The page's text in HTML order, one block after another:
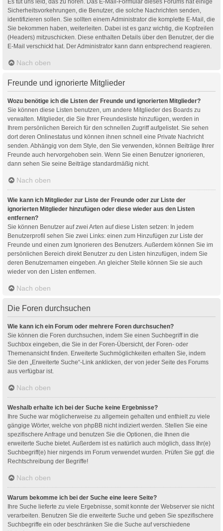
Sicherheitsvorkehrungen, die Benutzer, die solche Nachrichten senden,
identifizieren sollen. Sie sollten einem Administrator die komplette E-Mail, die
Sie bekommen haben, weiterleiten. Dabei ist es ganz wichtig, die Kopfzeilen
(Headers) mitzuschicken. Diese enthalten Details über den Benutzer, der die
E-Mail verschickt hat. Der Administrator kann dann entsprechend reagieren.
Nach oben
Freunde und ignorierte Mitglieder
Wozu benötige ich die Listen der Freunde und ignorierten Mitglieder?
Sie können diese Listen benutzen, um andere Mitglieder des Boards zu
verwalten. Mitglieder, die Sie Ihrer Freundesliste hinzufügen, werden in
Ihrem persönlichen Bereich für den schnellen Zugriff aufgelistet. Sie sehen
dort deren Onlinestatus und können ihnen schnell eine Private Nachricht
senden. Abhängig von dem Style, den Sie verwenden, können Beiträge Ihrer
Freunde auch hervorgehoben sein. Wenn Sie einen Benutzer ignorieren,
dann sehen Sie seine Beiträge standardmäßig nicht.
Nach oben
Wie kann ich Mitglieder zur Liste der Freunde oder zur Liste der
ignorierten Mitglieder hinzufügen oder diese wieder aus den Listen
entfernen?
Sie können Benutzer auf zwei Arten auf diese Listen setzen: In jedem
Benutzerprofil sehen Sie zwei Links: einen zum Hinzufügen zur Liste der
Freunde und einen zum Ignorieren des Benutzers. Außerdem können Sie im
persönlichen Bereich direkt Benutzer zu den Listen hinzufügen, indem Sie
deren Benutzernamen eingeben. An gleicher Stelle können Sie sie auch
wieder von den Listen entfernen.
Nach oben
Die Foren durchsuchen
Wie kann ich ein Forum oder mehrere Foren durchsuchen?
Sie können die Foren durchsuchen, indem Sie einen Suchbegriff in die
Suchbox eingeben, die Sie in der Foren-Übersicht, der Foren- oder
Themenansicht finden. Erweiterte Suchmöglichkeiten erhalten Sie, indem
Sie den „Erweiterte Suche“-Link anklicken, der von jeder Seite des Forums
aus verfügbar ist.
Nach oben
Weshalb erhalte ich bei der Suche keine Ergebnisse?
Ihre Suche war möglicherweise zu allgemein gehalten und enthielt zu viele
gängige Wörter, welche von phpBB nicht indiziert werden. Stellen Sie eine
spezifischere Anfrage und benutzen Sie die Optionen, die Ihnen die
erweiterte Suche bietet. Außerdem ist es natürlich auch möglich, dass Ihr(e)
Suchbegriff(e) hier nirgends im Forum verwendet wurden. Prüfen Sie ggf. die
Rechtschreibung der Begriffe!
Nach oben
Warum bekomme ich bei der Suche eine leere Seite?
Ihre Suche lieferte zu viele Ergebnisse, somit konnte der Webserver sie nicht
verarbeiten. Benutzen Sie die erweiterte Suche und geben Sie spezifischere
Suchbegriffe ein oder beschränken Sie die Suche auf verschiedene